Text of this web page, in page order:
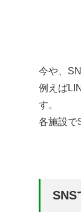
今や、
例えば
す。
各施設で
SNS